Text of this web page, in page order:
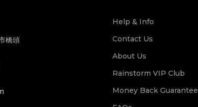
橋頭
Help & Info
Contact Us
About Us
Rainstorm VIP Club
Money Back Guarantee